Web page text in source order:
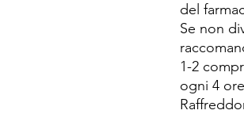
del
Se non
1-2
ogni 4